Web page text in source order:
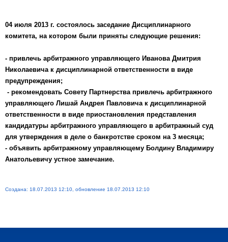
04 июля 2013 г. состоялось заседание Дисциплинарного
комитета, на котором были приняты следующие решения:
- привлечь арбитражного управляющего Иванова Дмитрия
Николаевича к дисциплинарной ответственности в виде
предупреждения;
- рекомендовать Совету Партнерства привлечь арбитражного
управляющего Лишай Андрея Павловича к дисциплинарной
ответственности в виде приостановления представления
кандидатуры арбитражного управляющего в арбитражный суд
для утверждения в деле о банкротстве сроком на 3 месяца;
- объявить арбитражному управляющему Болдину Владимиру
Анатольевичу устное замечание.
Создана: 18.07.2013 12:10, обновление 18.07.2013 12:10